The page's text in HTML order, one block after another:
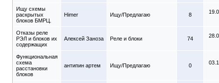
Ищу схемы
раскрытых
блоков БМРЦ.
Himer Ищу/Предлагаю 8
Отказы реле
РЭЛ и блоков их
содержащих
Алексей Заноза Реле и блоки 74
Функциональная
схема
расстановки
блоков
антипин артем Ищу/Предлагаю 0